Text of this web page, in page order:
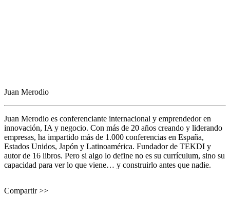
Juan Merodio
Juan Merodio es conferenciante internacional y emprendedor en
innovación, IA y negocio. Con más de 20 años creando y liderando
empresas, ha impartido más de 1.000 conferencias en España,
Estados Unidos, Japón y Latinoamérica. Fundador de TEKDI y
autor de 16 libros. Pero si algo lo define no es su currículum, sino su
capacidad para ver lo que viene… y construirlo antes que nadie.
Compartir >>